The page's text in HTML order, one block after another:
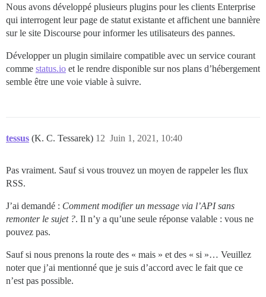
Nous avons développé plusieurs plugins pour les clients Enterprise
qui interrogent leur page de statut existante et affichent une bannière
sur le site Discourse pour informer les utilisateurs des pannes.
Développer un plugin similaire compatible avec un service courant
comme status.io et le rendre disponible sur nos plans d’hébergement
semble être une voie viable à suivre.
tessus (K. C. Tessarek) Juin 1, 2021, 10:40
12
Pas vraiment. Sauf si vous trouvez un moyen de rappeler les flux
RSS.
J’ai demandé : Comment modifier un message via l’API sans
remonter le sujet ?. Il n’y a qu’une seule réponse valable : vous ne
pouvez pas.
Sauf si nous prenons la route des « mais » et des « si »… Veuillez
noter que j’ai mentionné que je suis d’accord avec le fait que ce
n’est pas possible.